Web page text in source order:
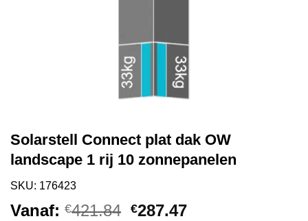
Solarstell Connect plat dak OW
landscape 1 rij 10 zonnepanelen
SKU: 176423
Vanaf: €421.84 Oorspronkelijke
€287.47Huidige